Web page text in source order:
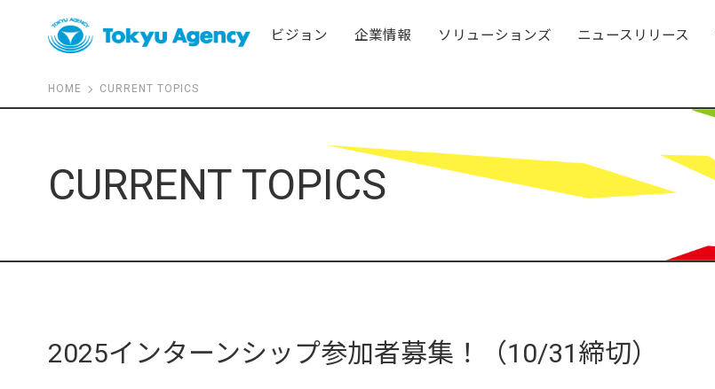
ビジョン 企業情報 ソリューションズ ニュースリリース
HOME CURRENT TOPICS
CURRENT TOPICS
2025インターンシップ参加者募集！（10/31締切）